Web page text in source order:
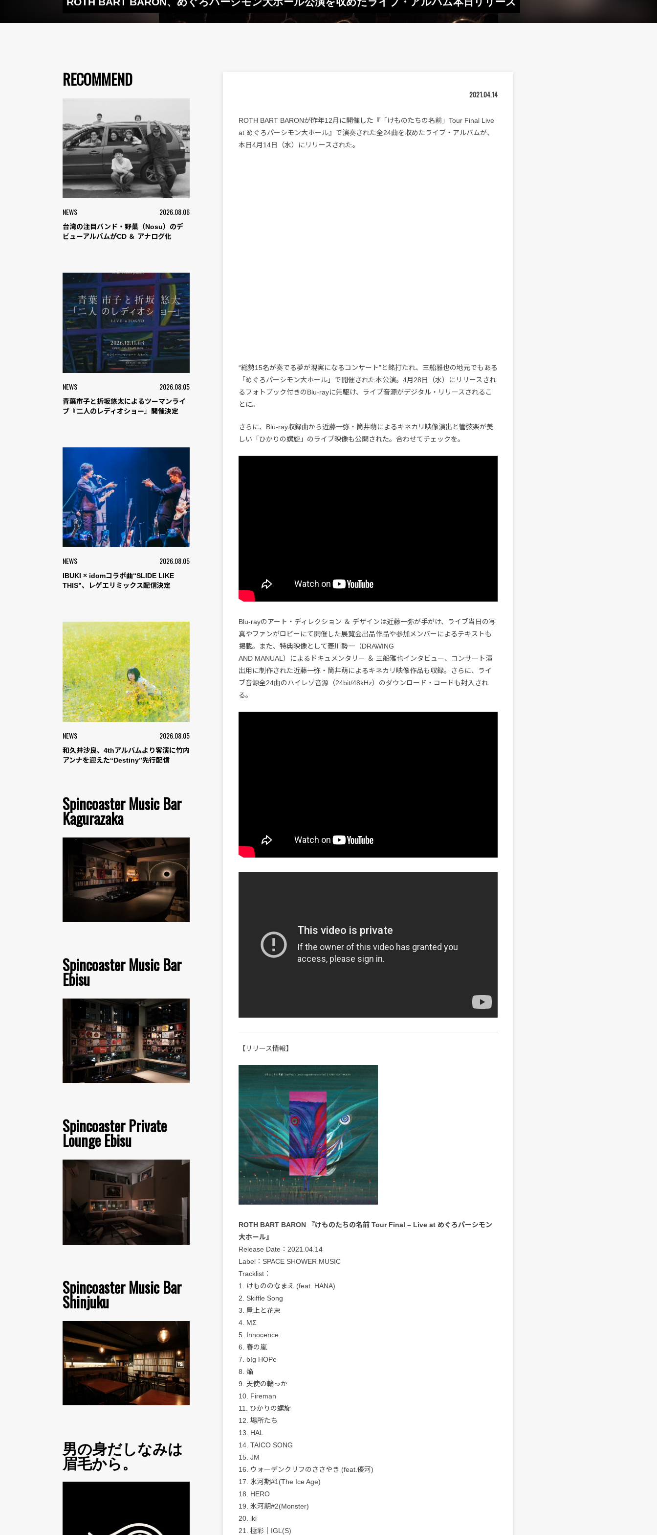
RECOMMEND
NEWS 2026.08.06
台湾の注目バンド・野巢（Nosu）のデ
ビューアルバムがCD ＆ アナログ化
NEWS 2026.08.05
青葉市子と折坂悠太によるツーマンライ
ブ『二人のレディオショー』開催決定
NEWS 2026.08.05
IBUKI × idomコラボ曲“SLIDE LIKE
THIS”、レゲエリミックス配信決定
NEWS 2026.08.05
和久井沙良、4thアルバムより客演に竹内
アンナを迎えた“Destiny”先行配信
Spincoaster Music Bar
Kagurazaka
Spincoaster Music Bar
Ebisu
Spincoaster Private
Lounge Ebisu
Spincoaster Music Bar
Shinjuku
男の身だしなみは
眉毛から。
2021.04.14
ROTH BART BARONが昨年12月に開催した『「けものたちの名前」Tour Final Live
at めぐろパーシモン大ホール』で演奏された全24曲を収めたライブ・アルバムが、
本日4月14日（水）にリリースされた。
“総勢15名が奏でる夢が現実になるコンサート”と銘打たれ、三船雅也の地元でもある
「めぐろパーシモン大ホール」で開催された本公演。4月28日（水）にリリースされ
るフォトブック付きのBlu-rayに先駆け、ライブ音源がデジタル・リリースされるこ
とに。
さらに、Blu-ray収録曲から近藤一弥・筒井萌によるキネカリ映像演出と管弦楽が美
しい「ひかりの螺旋」のライブ映像も公開された。合わせてチェックを。
Blu-rayのアート・ディレクション ＆ デザインは近藤一弥が手がけ、ライブ当日の写
真やファンがロビーにて開催した展覧会出品作品や参加メンバーによるテキストも
掲載。また、特典映像として菱川勢一（DRAWING
AND MANUAL）によるドキュメンタリー ＆ 三船雅也インタビュー、コンサート演
出用に制作された近藤一弥・筒井萌によるキネカリ映像作品も収録。さらに、ライ
ブ音源全24曲のハイレゾ音源（24bit/48kHz）のダウンロード・コードも封入され
る。
【リリース情報】
ROTH BART BARON 『けものたちの名前 Tour Final – Live at めぐろパーシモン
大ホール』
Release Date：2021.04.14
Label：SPACE SHOWER MUSIC
Tracklist：
1. けもののなまえ (feat. HANA)
2. Skiffle Song
3. 屋上と花束
4. MΣ
5. Innocence
6. 春の嵐
7. bIg HOPe
8. 焔
9. 天使の輪っか
10. Fireman
11. ひかりの螺旋
12. 場所たち
13. HAL
14. TAICO SONG
15. JM
16. ウォーデンクリフのささやき (feat.優河)
17. 氷河期#1(The Ice Age)
18. HERO
19. 氷河期#2(Monster)
20. iki
21. 極彩｜IGL(S)